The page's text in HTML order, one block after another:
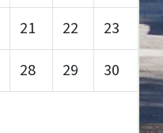
21 22 23
28 29 30